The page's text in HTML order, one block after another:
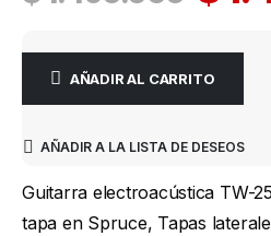
AÑADIR AL CARRITO
AÑADIR A LA LISTA DE DESEOS
Guitarra electroacústica TW-
tapa en Spruce, Tapas